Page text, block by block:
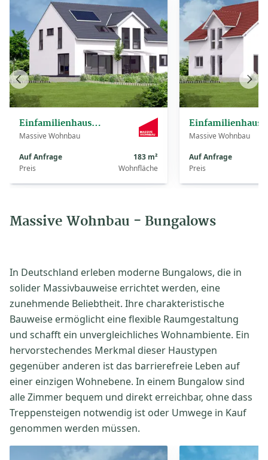
Einfamilienhaus Emilia
Massive Wohnbau
Auf Anfrage
Preis
183 m²
Wohnfläche
Massive Wohnbau
Auf Anfrage
Preis
Vorheriges
Haus
Haus
Massive Wohnbau - Bungalows
In Deutschland erleben moderne Bungalows, die in
solider Massivbauweise errichtet werden, eine
zunehmende Beliebtheit. Ihre charakteristische
Bauweise ermöglicht eine flexible Raumgestaltung
und schafft ein unvergleichliches Wohnambiente. Ein
hervorstechendes Merkmal dieser Haustypen
gegenüber anderen ist das barrierefreie Leben auf
einer einzigen Wohnebene. In einem Bungalow sind
alle Zimmer bequem und direkt erreichbar, ohne dass
Treppensteigen notwendig ist oder Umwege in Kauf
genommen werden müssen.